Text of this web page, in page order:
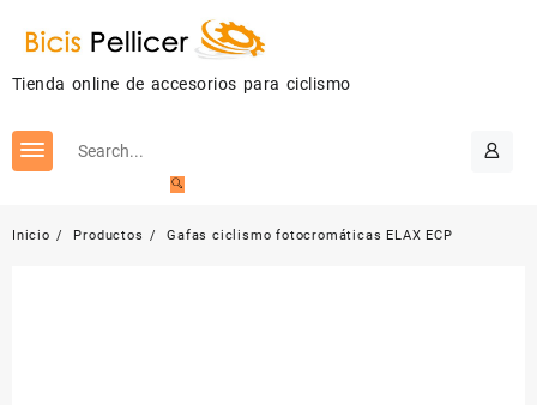
Tienda online de accesorios para ciclismo
Inicio Productos Gafas ciclismo fotocromáticas ELAX ECP